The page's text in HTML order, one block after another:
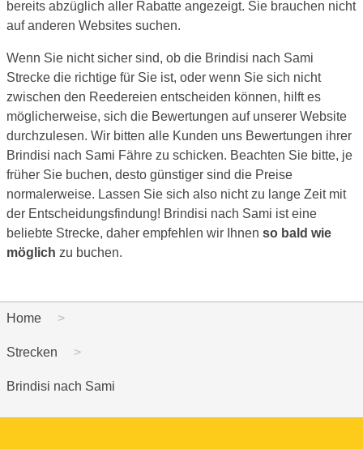
bereits abzüglich aller Rabatte angezeigt. Sie brauchen nicht
auf anderen Websites suchen.
Wenn Sie nicht sicher sind, ob die Brindisi nach Sami
Strecke die richtige für Sie ist, oder wenn Sie sich nicht
zwischen den Reedereien entscheiden können, hilft es
möglicherweise, sich die Bewertungen auf unserer Website
durchzulesen. Wir bitten alle Kunden uns Bewertungen ihrer
Brindisi nach Sami Fähre zu schicken. Beachten Sie bitte, je
früher Sie buchen, desto günstiger sind die Preise
normalerweise. Lassen Sie sich also nicht zu lange Zeit mit
der Entscheidungsfindung! Brindisi nach Sami ist eine
beliebte Strecke, daher empfehlen wir Ihnen so bald wie
möglich zu buchen.
Home
Strecken
Brindisi nach Sami